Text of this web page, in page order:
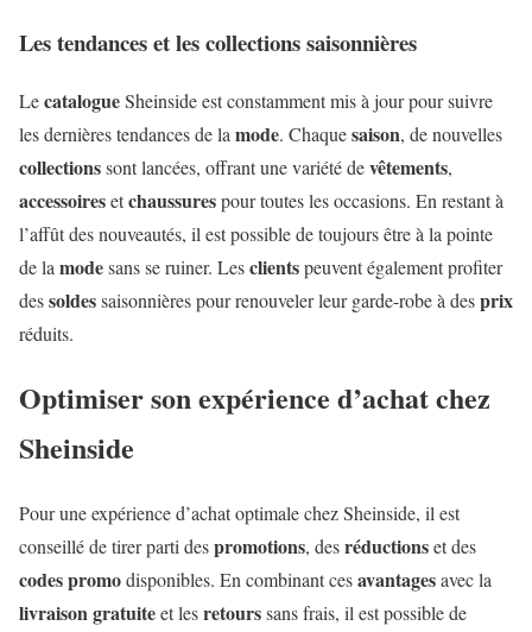
Les tendances et les collections saisonnières
LecatalogueSheinside est constamment mis à jour pour suivre
les dernières tendances de la mode. Chaquesaison, de nouvelles
collectionssont lancées, offrant une variété devêtements,
accessoiresetchaussurespour toutes les occasions. En restant à
l’affût des nouveautés, il est possible de toujours être à la pointe
de la modesans se ruiner. Lesclientspeuvent également profiter
dessoldessaisonnières pour renouveler leur garde-robe à desprix
réduits.
Optimiser son expérience d’achat chez
Sheinside
Pour une expérience d’achat optimale chez Sheinside, il est
conseillé de tirer parti despromotions, desréductionset des
codes promodisponibles. En combinant cesavantagesavec la
livraisongratuiteet lesretourssans frais, il est possible de